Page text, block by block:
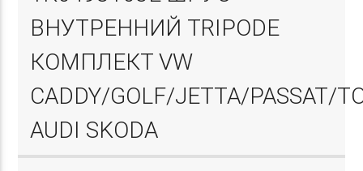
ВНУТРЕННИЙ TRIPODE
КОМПЛЕКТ VW
CADDY/GOLF/JETTA/PASSAT/
AUDI SKODA